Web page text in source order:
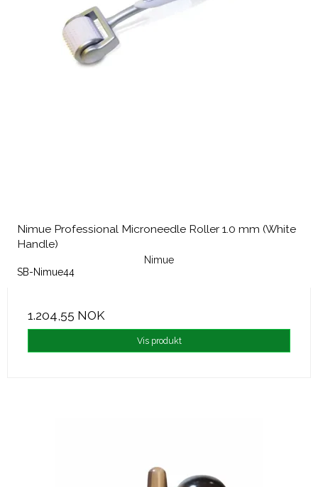
Nimue Professional Microneedle Roller 1.0 mm (White
Handle)
Nimue
SB-Nimue44
1.204,55 NOK
Vis produkt